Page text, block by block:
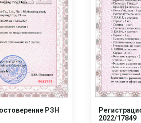
РЗН
2022/17849